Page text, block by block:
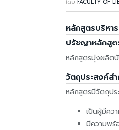
โดย FACULTY OF
หลักสูตรบริหา
ปรัชญาหลักสู
หลักสูตรมุ่งผลิตบั
วัตถุประสงค์ส
หลักสูตรมีวัตถุป
เป็นผู้มีคว
มีความพร้